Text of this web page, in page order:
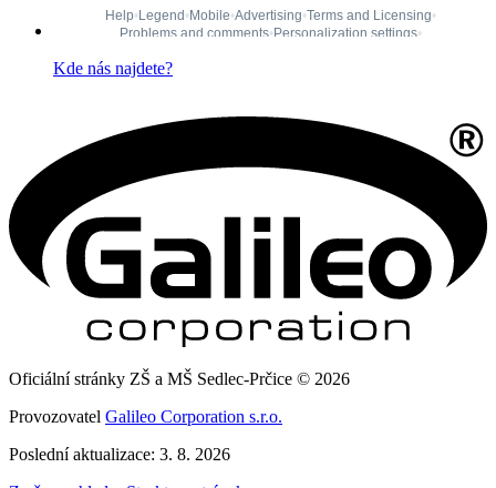
Kde nás najdete?
Oficiální stránky ZŠ a MŠ Sedlec-Prčice © 2026
Provozovatel Galileo Corporation s.r.o.
Poslední aktualizace: 3. 8. 2026